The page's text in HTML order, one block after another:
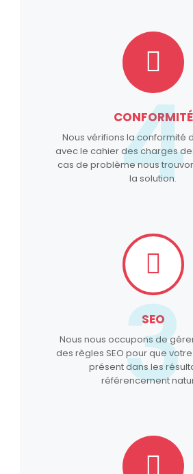
CONFORMITÉ
Nous vérifions la conformité
avec le cahier des charges
cas de problème nous
la solution.
4
SEO
Nous nous occupons de
des règles SEO pour que
présent dans les
référencement
3